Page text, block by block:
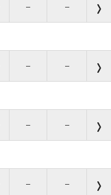
– –
– –
– –
– –